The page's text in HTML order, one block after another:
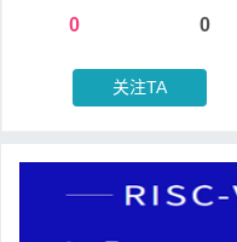
0
0
关注TA